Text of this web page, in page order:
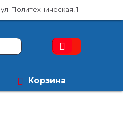
ул. Политехническая, 1
Корзина